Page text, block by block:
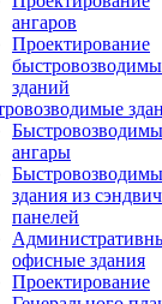
ангаров
Проектирование
зданий
ангары
здания из сэндвич
панелей
офисные здания
Проектирование